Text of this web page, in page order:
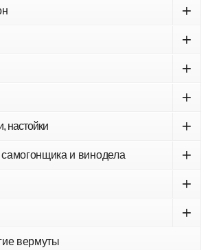
+
+
+
+
настойки +
и винодела +
+
+
вермуты